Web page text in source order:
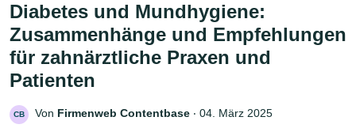
Diabetes und Mundhygiene:
Zusammenhänge und Empfehlungen
für zahnärztliche Praxen und
Patienten
CB Von Firmenweb Contentbase ‧ 04. März 2025